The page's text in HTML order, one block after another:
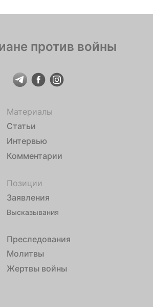
против войны
Материалы
Статьи
Интервью
Комментарии
Позиции
Заявления
Высказывания
Преследования
Молитвы
Жертвы войны